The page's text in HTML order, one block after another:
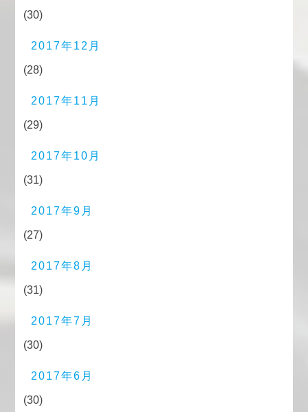
(30)
2017年12月
(28)
2017年11月
(29)
2017年10月
(31)
2017年9月
(27)
2017年8月
(31)
2017年7月
(30)
2017年6月
(30)